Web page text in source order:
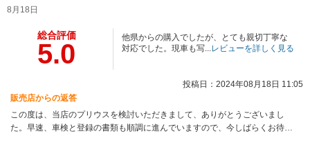
8月18日
総合評価
5.0
他県からの購入でしたが、とても親切丁寧な
対応でした。現車も写...レビューを詳しく見る
投稿日：2024年08月18日 11:05
販売店からの返答
この度は、当店のプリウスを検討いただきまして、ありがとうございまし
た。早速、車検と登録の書類も順調に進んでいますので、今しばらくお待ち